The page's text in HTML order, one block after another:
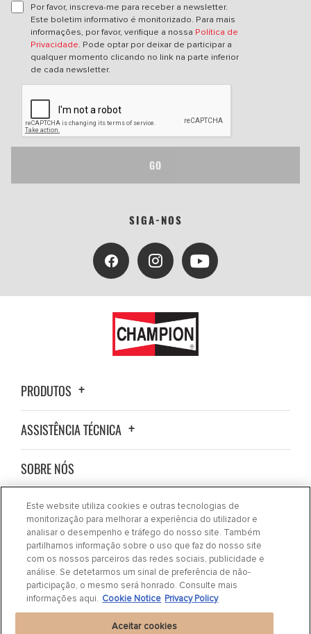
Por favor, inscreva-me para receber a newsletter.
Este boletim informativo é monitorizado. Para mais
informações, por favor, verifique a nossa Política de
Privacidade. Pode optar por deixar de participar a
qualquer momento clicando no link na parte inferior
de cada newsletter.
GO
SIGA-NOS
PRODUTOS
ASSISTÊNCIA TÉCNICA
SOBRE NÓS
NOVIDADES
CONTATE-NOS
ONDE COMPRAR
Este website utiliza cookies e outras tecnologias de
monitorização para melhorar a experiência do utilizador e
analisar o desempenho e tráfego do nosso site. Também
partilhamos informação sobre o uso que faz do nosso site
com os nossos parceiros das redes sociais, publicidade e
análise. Se detetarmos um sinal de preferência de não-
participação, o mesmo será honrado. Consulte mais
informações aqui. Cookie Notice Privacy Policy
Aceitar cookies